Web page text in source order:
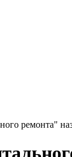
ремонта"